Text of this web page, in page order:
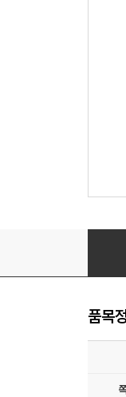
집요
품목